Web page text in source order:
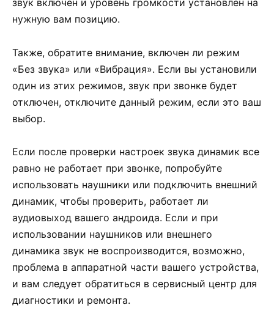
звук включен и уровень громкости установлен на
нужную вам позицию.
Также, обратите внимание, включен ли режим
«Без звука» или «Вибрация». Если вы установили
один из этих режимов, звук при звонке будет
отключен, отключите данный режим, если это ваш
выбор.
Если после проверки настроек звука динамик все
равно не работает при звонке, попробуйте
использовать наушники или подключить внешний
динамик, чтобы проверить, работает ли
аудиовыход вашего андроида. Если и при
использовании наушников или внешнего
динамика звук не воспроизводится, возможно,
проблема в аппаратной части вашего устройства,
и вам следует обратиться в сервисный центр для
диагностики и ремонта.